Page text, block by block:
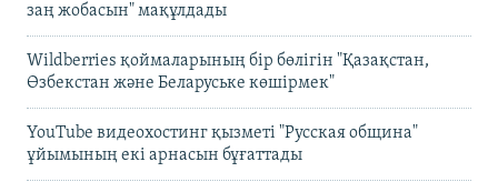
заң жобасын" мақұлдады
Wildberries қоймаларының бір бөлігін "Қазақстан,
Өзбекстан және Беларуське көшірмек"
YouTube видеохостинг қызметі "Русская община"
ұйымының екі арнасын бұғаттады